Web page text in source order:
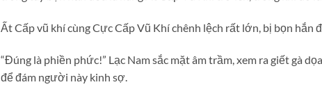
Ất Cấp vũ khí cùng Cực Cấp Vũ Khí chênh lệch rất lớn, bị bọn hắn
“Đúng là phiền phức!” Lạc Nam sắc mặt âm trầm, xem ra giết gà
để đám người này kinh sợ.